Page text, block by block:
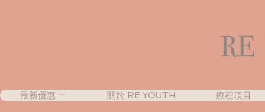
最新優惠 ﹀ 關於 RE YOUTH 療程項目